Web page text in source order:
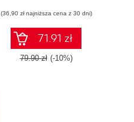
(36,90 zł najniższa cena z 30 dni)
71.91 zł
79.90 zł (-10%)